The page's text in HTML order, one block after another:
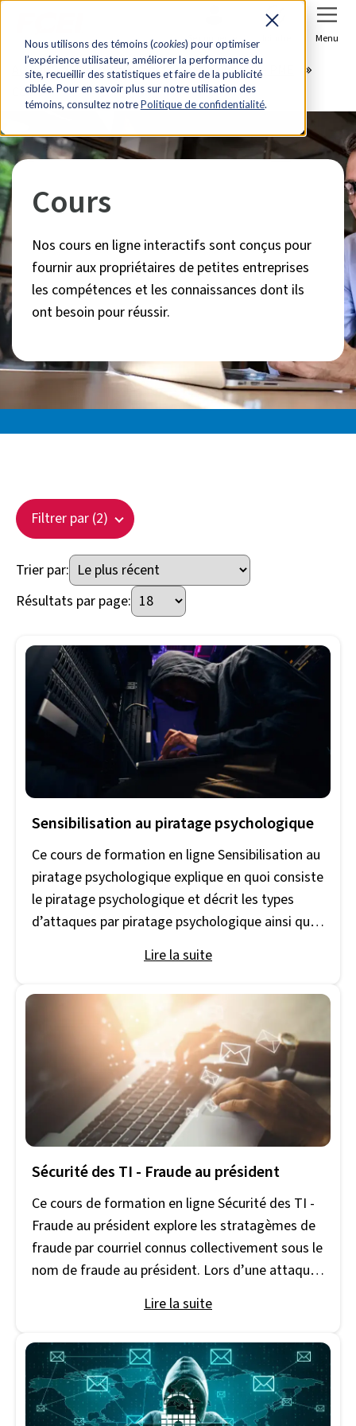
Nous utilisons des témoins (cookies) pour optimiser
l’expérience utilisateur, améliorer la performance du
site, recueillir des statistiques et faire de la publicité
ciblée. Pour en savoir plus sur notre utilisation des
témoins, consultez notrePolitique de confidentialité.
Se connecter Menu
Accueil
Des formations conçues pour votre PME
Cours
Cours
Nos cours en ligne interactifs sont conçus pour
fournir aux propriétaires de petites entreprises
les compétences et les connaissances dont ils
ont besoin pour réussir.
Filtrer par (2)
Trier par:
Résultats par page:
Sensibilisation au piratage psychologique
Ce cours de formation en ligne Sensibilisation au
piratage psychologique explique en quoi consiste
le piratage psychologique et décrit les types
d’attaques par piratage psychologique ainsi que
les techniques que les criminels utilisent pour
manipuler les gens et les amener à réaliser des
actions qui compromettent leurs ordinateurs et
leurs appareils ou exposent des renseignements
personnels ou de nature délicate. Apprenez à
reconnaître les tentatives de piratage
psychologique et les façons d’éviter de devenir
une victime.
Lire la suite
Sécurité des TI - Fraude au président
Ce cours de formation en ligne Sécurité des TI -
Fraude au président explore les stratagèmes de
fraude par courriel connus collectivement sous le
nom de fraude au président. Lors d’une attaque
par fraude au président, les cybercriminels
compromettent un compte de courriel
d’entreprise et usurpent l’identité du propriétaire
du compte de courriel pour tromper l’entreprise,
ses clients, ses partenaires et/ou ses employés
pour les inciter à envoyer de l’argent ou des
Lire la suite